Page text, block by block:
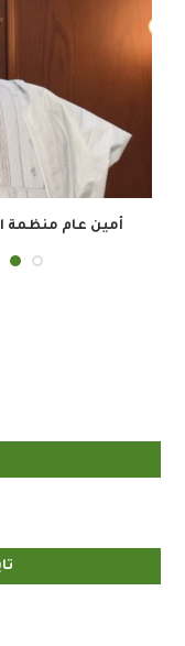
أمين عام منظمة